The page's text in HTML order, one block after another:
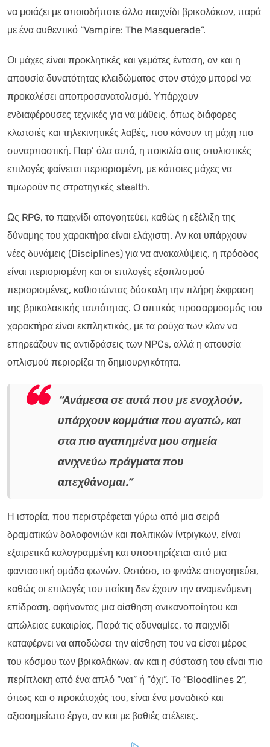
να μοιάζει με οποιοδήποτε άλλο παιχνίδι βρικολάκων, παρά
με ένα αυθεντικό “Vampire: The Masquerade”.
Οι μάχες είναι προκλητικές και γεμάτες ένταση, αν και η
απουσία δυνατότητας κλειδώματος στον στόχο μπορεί να
προκαλέσει αποπροσανατολισμό. Υπάρχουν
ενδιαφέρουσες τεχνικές για να μάθεις, όπως διάφορες
κλωτσιές και τηλεκινητικές λαβές, που κάνουν τη μάχη πιο
συναρπαστική. Παρ’ όλα αυτά, η ποικιλία στις στυλιστικές
επιλογές φαίνεται περιορισμένη, με κάποιες μάχες να
τιμωρούν τις στρατηγικές stealth.
Ως RPG, το παιχνίδι απογοητεύει, καθώς η εξέλιξη της
δύναμης του χαρακτήρα είναι ελάχιστη. Αν και υπάρχουν
νέες δυνάμεις (Disciplines) για να ανακαλύψεις, η πρόοδος
είναι περιορισμένη και οι επιλογές εξοπλισμού
περιορισμένες, καθιστώντας δύσκολη την πλήρη έκφραση
της βρικολακικής ταυτότητας. Ο οπτικός προσαρμοσμός του
χαρακτήρα είναι εκπληκτικός, με τα ρούχα των κλαν να
επηρεάζουν τις αντιδράσεις των NPCs, αλλά η απουσία
οπλισμού περιορίζει τη δημιουργικότητα.
“Ανάμεσα σε αυτά που με ενοχλούν,
υπάρχουν κομμάτια που αγαπώ, και
στα πιο αγαπημένα μου σημεία
ανιχνεύω πράγματα που
απεχθάνομαι.”
Η ιστορία, που περιστρέφεται γύρω από μια σειρά
δραματικών δολοφονιών και πολιτικών ίντριγκων, είναι
εξαιρετικά καλογραμμένη και υποστηρίζεται από μια
φανταστική ομάδα φωνών. Ωστόσο, το φινάλε απογοητεύει,
καθώς οι επιλογές του παίκτη δεν έχουν την αναμενόμενη
επίδραση, αφήνοντας μια αίσθηση ανικανοποίητου και
απώλειας ευκαιρίας. Παρά τις αδυναμίες, το παιχνίδι
καταφέρνει να αποδώσει την αίσθηση του να είσαι μέρος
του κόσμου των βρικολάκων, αν και η σύσταση του είναι πιο
περίπλοκη από ένα απλό “ναι” ή “όχι”. Το “Bloodlines 2”,
όπως και ο προκάτοχός του, είναι ένα μοναδικό και
αξιοσημείωτο έργο, αν και με βαθιές ατέλειες.